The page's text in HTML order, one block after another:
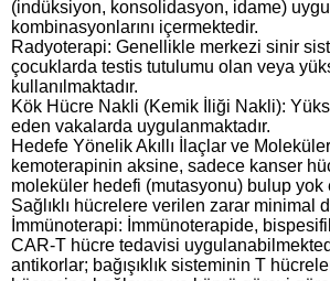
(indüksiyon, konsolidasyon, idame)
kombinasyonlarını içermektedir.
Radyoterapi: Genellikle merkezi sinir
çocuklarda testis tutulumu olan veya
kullanılmaktadır.
Kök Hücre Nakli (Kemik İliği Nakli):
eden vakalarda uygulanmaktadır.
Hedefe Yönelik Akıllı İlaçlar ve
kemoterapinin aksine, sadece kanser
moleküler hedefi (mutasyonu) bulup yok
Sağlıklı hücrelere verilen zarar minimal
İmmünoterapi: İmmünoterapide,
CAR-T hücre tedavisi
antikorlar; bağışıklık sisteminin T